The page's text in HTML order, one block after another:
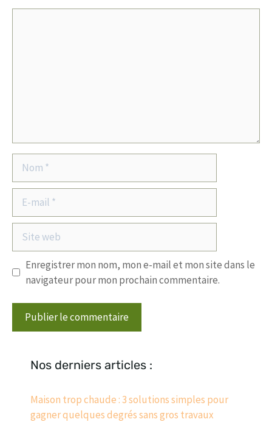
mail
Site
web
Enregistrer mon nom, mon e-mail et mon site dans le
navigateur pour mon prochain commentaire.
Nos derniers articles :
Maison trop chaude : 3 solutions simples pour
gagner quelques degrés sans gros travaux